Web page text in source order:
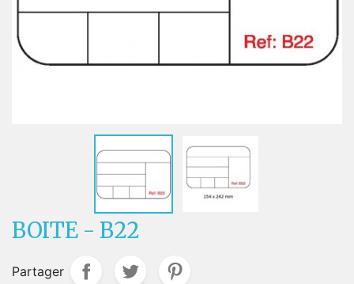
BOITE - B22
Partager